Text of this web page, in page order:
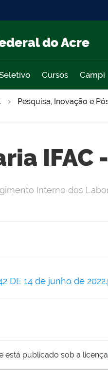
do Acre
Cursos Campi
Pesquisa, Inovação e
IFAC
Interno dos
DE 14 de junho de
está publicado sob a licença